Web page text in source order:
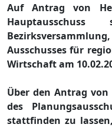
Auf Antrag von
Ausschusses für
Wirtschaft am
Über den Antrag von
des
stattfinden zu